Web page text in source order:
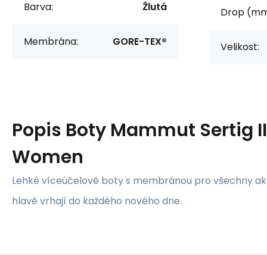
Barva: Žlutá
Membrána: GORE-TEX®
Drop
Velikost:
Popis Boty Mammut Sertig II
Women
Lehké víceúčelové boty s membránou pro všechny
hlavě vrhají do každého nového dne.